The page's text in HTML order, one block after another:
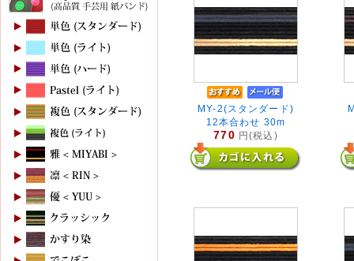
MY-2(スタンダード)
12本合わせ 30m
770 円(税込)